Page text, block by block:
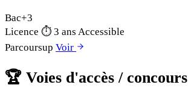
Bac+3
Licence ⏱ 3 ans Accessible
Parcoursup Voir
🏆 Voies d'accès / concours